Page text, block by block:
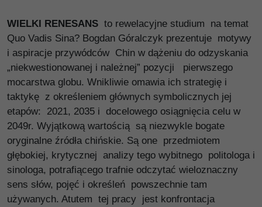
WIELKI RENESANS to rewelacyjne studium na temat
Quo Vadis Sina? Bogdan Góralczyk prezentuje motywy
i aspiracje przywódców Chin w dążeniu do odzyskania
„niekwestionowanej i należnej” pozycji pierwszego
mocarstwa globu. Wnikliwie omawia ich strategię i
taktykę z określeniem głównych symbolicznych jej
etapów: 2021, 2035 i docelowego osiągnięcia celu w
2049r. Wyjątkową wartością są niezwykle bogate
oryginalne źródła chińskie. Są one przedmiotem
głębokiej, krytycznej analizy tego wybitnego politologa i
sinologa, potrafiącego trafnie odczytać wieloznaczny
sens słów, pojęć i określeń powszechnie tam
używanych. Atutem tej pracy jest konfrontacja